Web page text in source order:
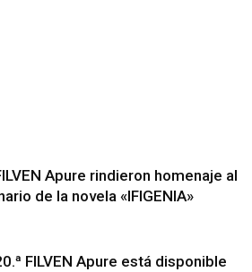
Apure rindieron homenaje al
de la novela «IFIGENIA»
FILVEN Apure está disponible